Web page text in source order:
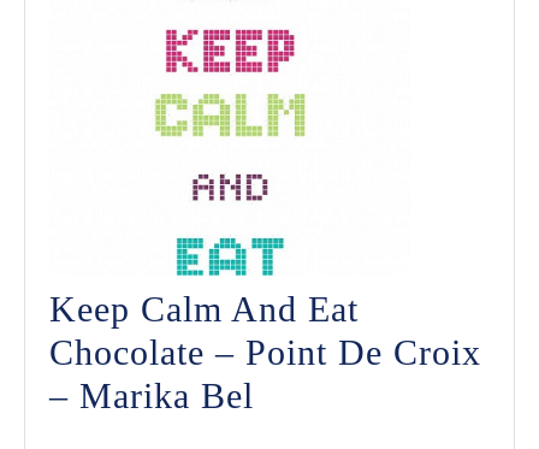
Keep Calm And Eat
Chocolate – Point De Croix
– Marika Bel